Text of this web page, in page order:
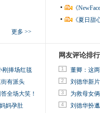
更多 >>
《
《夏日
刚捧场红毯
有派头
全场大笑！
妈孕肚
网友评论排行
1 董卿：这
2 刘德华新
3 为救母女
4 刘德华扮